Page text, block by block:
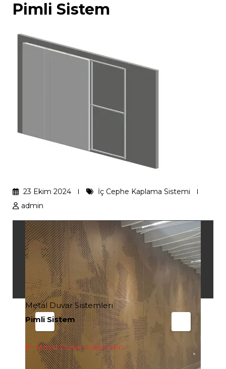
Pimli Sistem
23 Ekim 2024
İç Cephe Kaplama Sistemi
admin
Metal Duvar Sistemleri
Pimli Sistem
Metal Duvar Sistemleri